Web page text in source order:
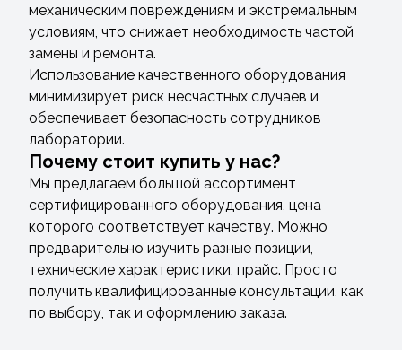
механическим повреждениям и экстремальным
условиям, что снижает необходимость частой
замены и ремонта.
Использование качественного оборудования
минимизирует риск несчастных случаев и
обеспечивает безопасность сотрудников
лаборатории.
Почему стоит купить у нас?
Мы предлагаем большой ассортимент
сертифицированного оборудования, цена
которого соответствует качеству. Можно
предварительно изучить разные позиции,
технические характеристики, прайс. Просто
получить квалифицированные консультации, как
по выбору, так и оформлению заказа.